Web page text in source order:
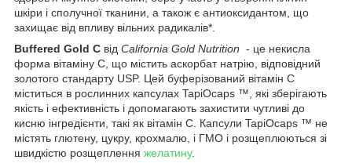
шкіри і сполучної тканини, а також є антиоксидантом, що
захищає від впливу вільних радикалів*.
Buffered Gold C від California Gold Nutrition - це некисла
форма вітаміну C, що містить аскорбат натрію, відповідний
золотого стандарту USP. Цей буферізований вітамін C
міститься в рослинних капсулах TapiOcaps ™, які зберігають
якість і ефективність і допомагають захистити чутливі до
кисню інгредієнти, такі як вітамін C. Капсули TapiOcaps ™ не
містять глютену, цукру, крохмалю, і ГМО і розщеплюються зі
швидкістю розщеплення желатину.